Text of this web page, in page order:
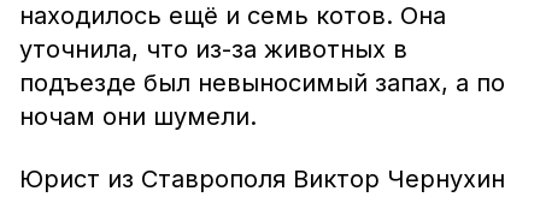
находилось ещё и семь котов. Она
уточнила, что из-за животных в
подъезде был невыносимый запах, а по
ночам они шумели.
Юрист из Ставрополя Виктор Чернухин